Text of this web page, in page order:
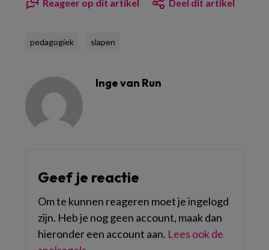
Reageer op dit artikel Deel dit artikel
pedagogiek slapen
Inge van Run
Geef je reactie
Om te kunnen reageren moet je ingelogd
zijn. Heb je nog geen account, maak dan
hieronder een account aan. Lees ook de